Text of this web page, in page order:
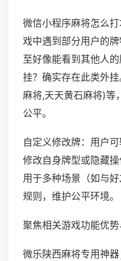
微信小程序麻将怎么
戏中遇到部分用户的
至好像能看到其他人
挂？确实存在此类外
麻将,天天黄石麻将)等
公平。
自定义修改牌：用户
修改自身牌型或隐藏
用于多种场景（如与
规则，维护公平环境。
聚焦相关游戏功能优势
微乐陕西麻将专用神